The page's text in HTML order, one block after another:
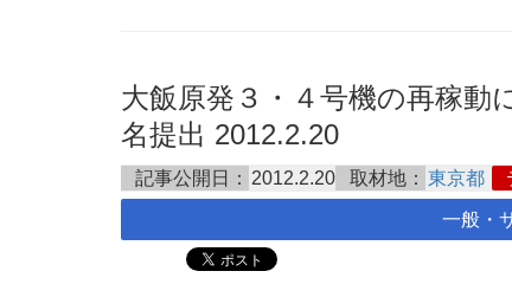
大飯原発３・４号機の再稼動
名提出 2012.2.20
記事公開日： 2012.2.20 取材地： 東京都
一般・